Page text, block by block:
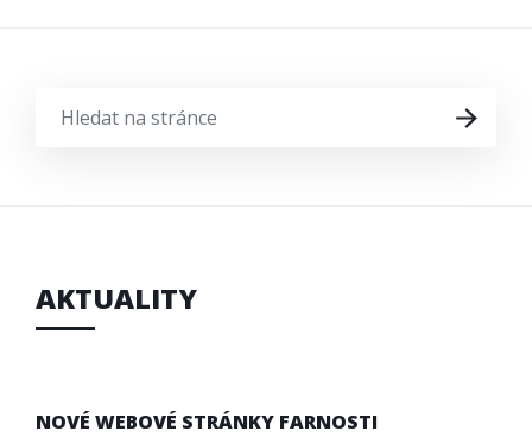
HLEDAT
AKTUALITY
NOVÉ WEBOVÉ STRÁNKY FARNOSTI